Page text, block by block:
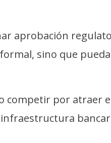
aprobación
sino que
competir por atraer